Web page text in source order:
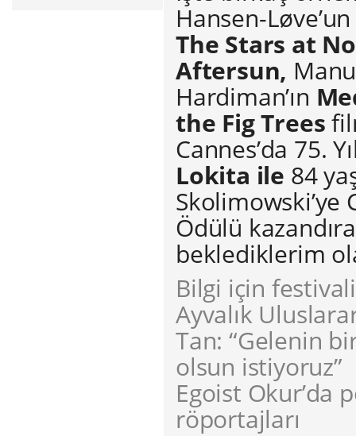
Hansen-
The Stars at
Aftersun,
Hardiman’ın
the Fig Trees
Cannes’da 75.
Lokita ile 84
Skolimowski’ye
Ödülü
beklediklerim
Bilgi için
Ayvalık
Tan: “Gelenin
olsun istiyoruz”
Egoist Okur’da
röportajları